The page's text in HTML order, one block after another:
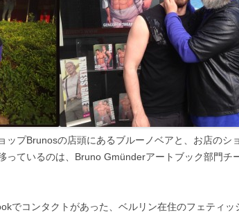
プBrunosの店頭にあるブルーノベアと、お店のシ
っているのは、Bruno Gmünderアートブック部門チ
でコンタクトがあった、ベルリン在住のフェティッ